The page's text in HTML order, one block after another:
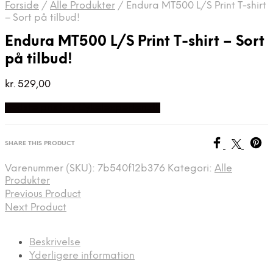
Forside / Alle Produkter / Endura MT500 L/S Print T-shirt
– Sort på tilbud!
Endura MT500 L/S Print T-shirt – Sort
på tilbud!
kr. 529,00
SHARE THIS PRODUCT
Varenummer (SKU): 7b540f12b376 Kategori: Alle
Produkter
Previous Product
Next Product
Beskrivelse
Yderligere information